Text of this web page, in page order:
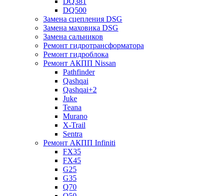
DQ500
Замена сцепления DSG
Замена маховика DSG
Замена сальников
Ремонт гидротрансформатора
Ремонт гидроблока
Ремонт АКПП Nissan
Pathfinder
Qashqai
Qashqai+2
Juke
Teana
Murano
X-Trail
Sentra
Ремонт АКПП Infiniti
FX35
FX45
G25
G35
Q70